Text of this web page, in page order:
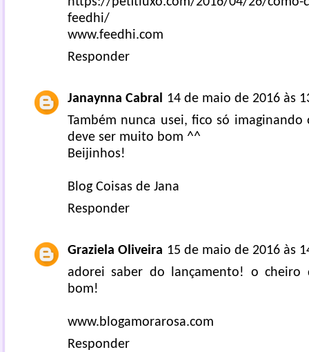
feedhi/
www.feedhi.com
Responder
Janaynna Cabral
14 de maio de 2016 às
Também nunca usei, fico só
deve ser muito bom ^^
Beijinhos!
Blog Coisas de Jana
Responder
Graziela Oliveira 15 de maio de 2016 às
adorei saber do lançamento! o cheiro
bom!
www.blogamorarosa.com
Responder